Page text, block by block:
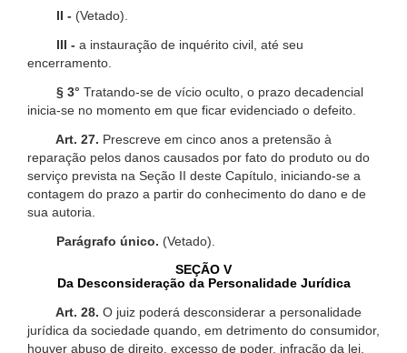
II - (Vetado).
III - a instauração de inquérito civil, até seu
encerramento.
§ 3° Tratando-se de vício oculto, o prazo decadencial
inicia-se no momento em que ficar evidenciado o defeito.
Art. 27. Prescreve em cinco anos a pretensão à
reparação pelos danos causados por fato do produto ou do
serviço prevista na Seção II deste Capítulo, iniciando-se a
contagem do prazo a partir do conhecimento do dano e de
sua autoria.
Parágrafo único. (Vetado).
SEÇÃO V
Da Desconsideração da Personalidade Jurídica
Art. 28. O juiz poderá desconsiderar a personalidade
jurídica da sociedade quando, em detrimento do consumidor,
houver abuso de direito, excesso de poder, infração da lei,